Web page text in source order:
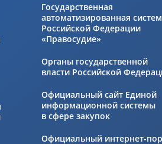
Государственная
автоматизированная
Российской Федерации
«Правосудие»
Органы государственной
власти Российской
Официальный сайт Единой
информационной системы
в сфере закупок
Официальный интернет-